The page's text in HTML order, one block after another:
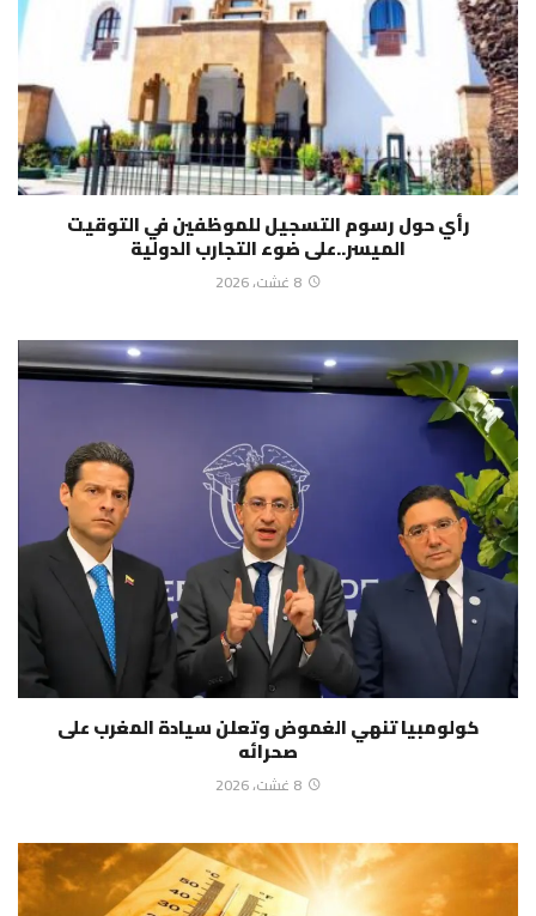
رأي حول رسوم التسجيل للموظفين في التوقيت
الميسر..على ضوء التجارب الدولية
8 غشت، 2026
كولومبيا تنهي الغموض وتعلن سيادة المغرب على
صحرائه
8 غشت، 2026